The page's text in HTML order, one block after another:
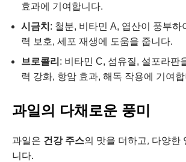
효과에 기여합니다.
시금치 : 철분, 비타민 A, 엽산이 풍부하
력 보호, 세포 재생에 도움을 줍니다.
브로콜리 : 비타민 C, 섬유질, 설포라판
력 강화, 항암 효과, 해독 작용에 기여
과일의 다채로운 풍미
과일은 건강 주스의 맛을 더하고, 다양한
니다.